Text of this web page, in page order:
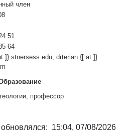
член
51
64
]} stnersess.edu, drterian {[ at ]}
профессор
15:04, 07/08/2026